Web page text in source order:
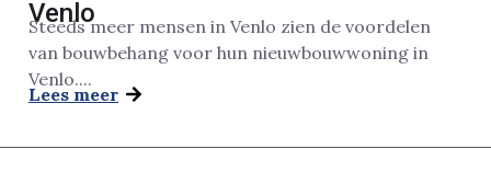
Venlo
Steeds meer mensen in Venlo zien de voordelen
van bouwbehang voor hun nieuwbouwwoning in
Venlo....
Lees meer